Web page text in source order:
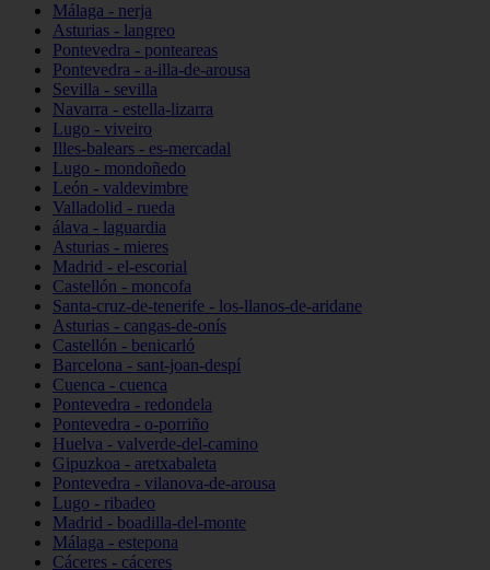
Málaga - nerja
Asturias - langreo
Pontevedra - ponteareas
Pontevedra - a-illa-de-arousa
Sevilla - sevilla
Navarra - estella-lizarra
Lugo - viveiro
Illes-balears - es-mercadal
Lugo - mondoñedo
León - valdevimbre
Valladolid - rueda
álava - laguardia
Asturias - mieres
Madrid - el-escorial
Castellón - moncofa
Santa-cruz-de-tenerife - los-llanos-de-aridane
Asturias - cangas-de-onís
Castellón - benicarló
Barcelona - sant-joan-despí
Cuenca - cuenca
Pontevedra - redondela
Pontevedra - o-porriño
Huelva - valverde-del-camino
Gipuzkoa - aretxabaleta
Pontevedra - vilanova-de-arousa
Lugo - ribadeo
Madrid - boadilla-del-monte
Málaga - estepona
Cáceres - cáceres